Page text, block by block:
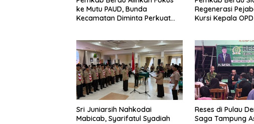
ke Mutu PAUD, Bunda
Kecamatan Diminta Perkuat
Regenerasi
Kursi Kepala
Sri Juniarsih Nahkodai
Mabicab, Syarifatul Syadiah
Reses di Pulau
Saga Tampung